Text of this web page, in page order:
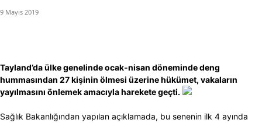
9 Mayıs 2019
Tayland’da ülke genelinde ocak-nisan döneminde deng
hummasından 27 kişinin ölmesi üzerine hükümet, vakaların
yayılmasını önlemek amacıyla harekete geçti.
Sağlık Bakanlığından yapılan açıklamada, bu senenin ilk 4 ayında